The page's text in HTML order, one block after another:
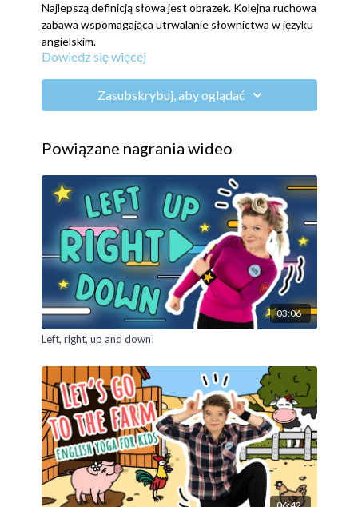
Najlepszą definicją słowa jest obrazek. Kolejna ruchowa
zabawa wspomagająca utrwalanie słownictwa w języku
angielskim.
Edukacja
świątecznego wyrazu, a następnie udzielenie
odpowiedzi poprzez wykonanie odpowiedniego
zestaw ćwiczeń ogólnorozwojowych
Rozrywka
Kto potrafi powiedzieć coś po angielsku? A kto zna się
na świętach? Sprawdźmy kto potrafi dopasować
obrazek do świątecznego słówka!
Dowiedz się więcej
Zasubskrybuj, aby oglądać
Powiązane nagrania wideo
03:06
Left, right, up and down!